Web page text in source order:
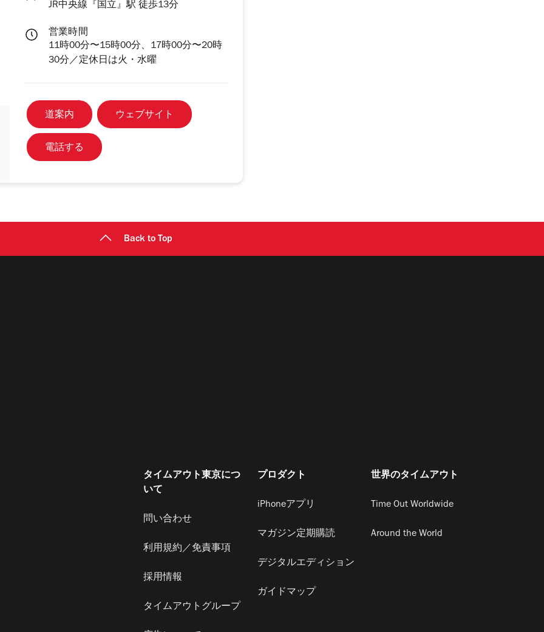
JR中央線『国立』駅 徒歩13分
営業時間
11時00分〜15時00分、17時00分〜20時
30分／定休日は火・水曜
道案内 ウェブサイト
電話する
Back to Top
タイムアウト東京につ
いて
問い合わせ
利用規約／免責事項
採用情報
タイムアウトグループ
プロダクト
iPhoneアプリ
マガジン定期購読
デジタルエディション
ガイドマップ
世界のタイムアウト
Time Out Worldwide
Around the World